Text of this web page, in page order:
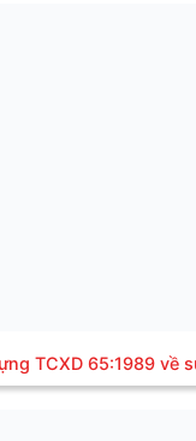
TCXD 65:1989 về